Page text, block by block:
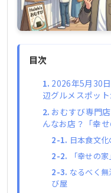
目次
2026年5月30
辺グルメスポッ
おむすび専門
んなお店？「幸
日本食文
「幸せの
なるべく
び屋